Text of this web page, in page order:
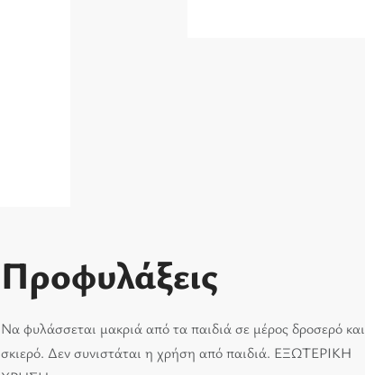
Προφυλάξεις
Να φυλάσσεται μακριά από τα παιδιά σε μέρος δροσερό και
σκιερό. Δεν συνιστάται η χρήση από παιδιά. ΕΞΩΤΕΡΙΚΗ